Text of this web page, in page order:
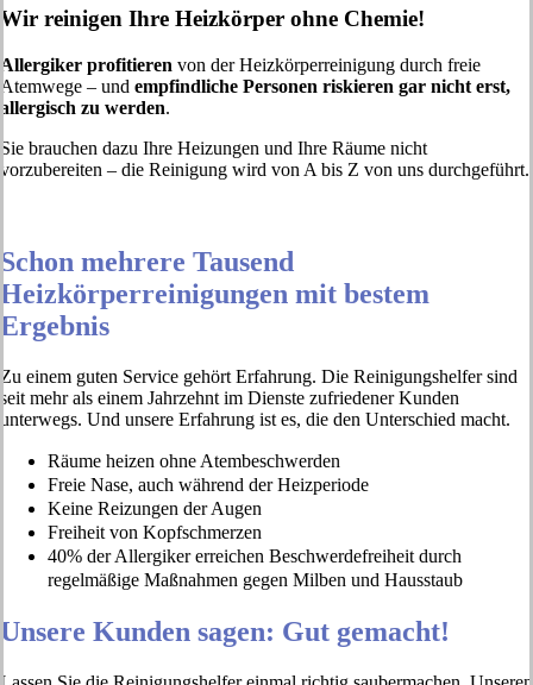
Wir reinigen Ihre Heizkörper ohne Chemie!
Allergiker profitieren von der Heizkörperreinigung durch freie
Atemwege – und empfindliche Personen riskieren gar nicht erst,
allergisch zu werden.
Sie brauchen dazu Ihre Heizungen und Ihre Räume nicht
vorzubereiten – die Reinigung wird von A bis Z von uns durchgeführt.
Schon mehrere Tausend
Heizkörperreinigungen mit bestem
Ergebnis
Zu einem guten Service gehört Erfahrung. Die Reinigungshelfer sind
seit mehr als einem Jahrzehnt im Dienste zufriedener Kunden
unterwegs. Und unsere Erfahrung ist es, die den Unterschied macht.
Räume heizen ohne Atembeschwerden
Freie Nase, auch während der Heizperiode
Keine Reizungen der Augen
Freiheit von Kopfschmerzen
40% der Allergiker erreichen Beschwerdefreiheit durch
regelmäßige Maßnahmen gegen Milben und Hausstaub
Unsere Kunden sagen: Gut gemacht!